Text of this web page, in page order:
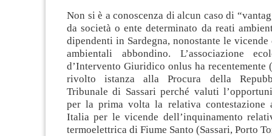
Non si è a conoscenza di alcun caso di
da società o ente determinato da reati
dipendenti in Sardegna, nonostante le
ambientali abbondino. L’associazione
d’Intervento Giuridico onlus ha recentemente (
rivolto istanza alla Procura della
Tribunale di Sassari perché valuti
per la prima volta la relativa contestazione
Italia per le vicende dell’inquinamento
termoelettrica di Fiume Santo (Sassari, Porto